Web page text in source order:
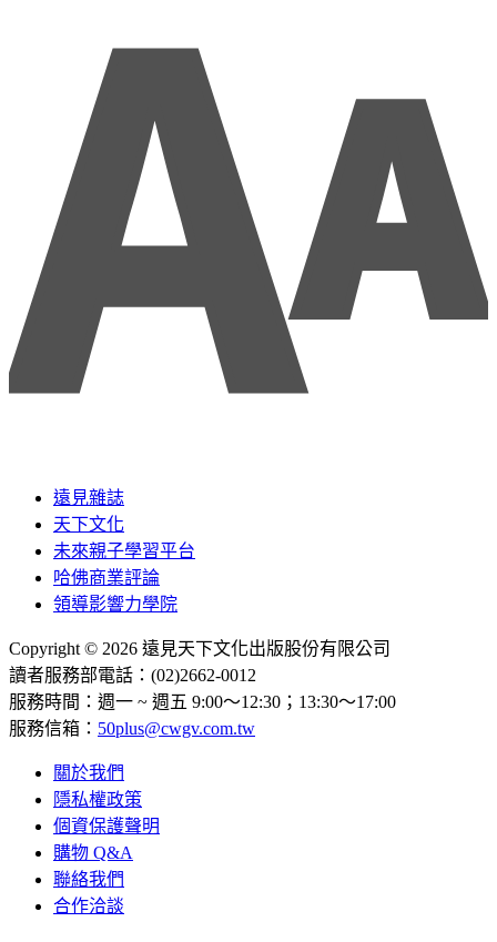
遠見雜誌
天下文化
未來親子學習平台
哈佛商業評論
領導影響力學院
Copyright © 2026 遠見天下文化出版股份有限公司
讀者服務部電話：(02)2662-0012
服務時間：週一 ~ 週五 9:00～12:30；13:30～17:00
服務信箱： 50plus@cwgv.com.tw
關於我們
隱私權政策
個資保護聲明
購物 Q&A
聯絡我們
合作洽談